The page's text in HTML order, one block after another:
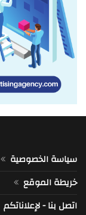
سياسة الخصوصية
خريطة الموقع
اتصل بنا - لإعلاناتكم